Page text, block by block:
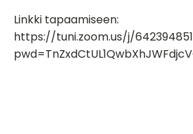
Linkki tapaamiseen:
https://tuni.zoom.us/j/